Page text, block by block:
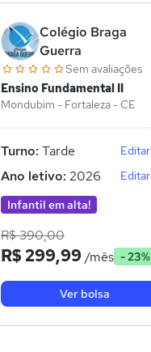
Colégio Braga
Guerra
Sem avaliações
Ensino Fundamental II
Mondubim - Fortaleza - CE
Turno: Tarde Editar
Ano letivo: 2026
Editar
Infantil em alta!
R$ 390,00
R$ 299,99 /mês - 23%
Ver bolsa